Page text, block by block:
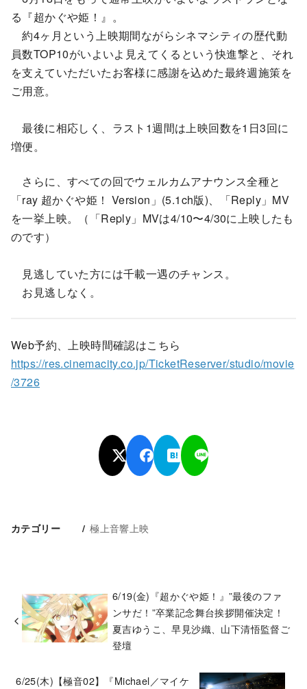
る『超かぐや姫！』。
約4ヶ月という上映期間ながらシネマシティの歴代動
員数TOP10がいよいよ見えてくるという快進撃と、それ
を支えていただいたお客様に感謝を込めた最終週施策を
ご用意。
最後に相応しく、ラスト1週間は上映回数を1日3回に
増便。
さらに、すべての回でウェルカムアナウンス全種と
「ray 超かぐや姫！ Version」(5.1ch版)、「Reply」MV
を一挙上映。（「Reply」MVは4/10〜4/30に上映したも
のです）
見逃していた方には千載一遇のチャンス。
お見逃しなく。
Web予約、上映時間確認はこちら
https://res.cinemacity.co.jp/TicketReserver/studio/movie
/3726
カテゴリー 極上音響上映
6/19(金)『超かぐや姫！』”最後のファ
ンサだ！”卒業記念舞台挨拶開催決定！
夏吉ゆうこ、早見沙織、山下清悟監督ご
登壇
6/25(木)【極音02】『Michael／マイケ